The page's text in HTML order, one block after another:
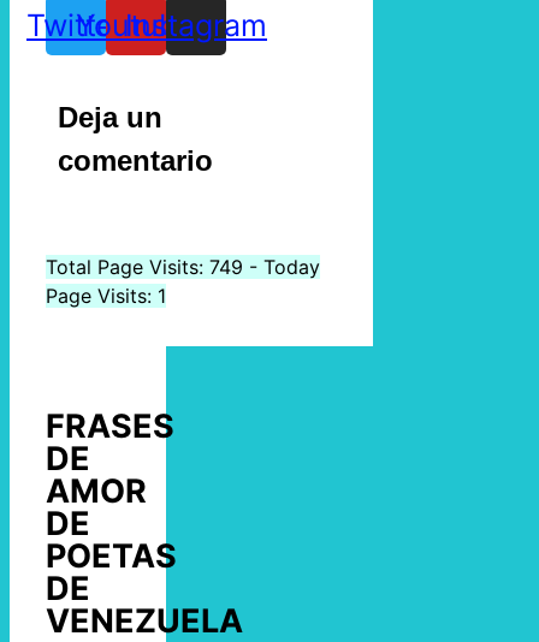
TwitterYoutube
Instagram
Deja un
comentario
Total Page Visits: 749 - Today
Page Visits: 1
FRASES
DE
AMOR
DE
POETAS
DE
VENEZUELA